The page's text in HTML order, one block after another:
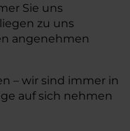
Sie uns
zu uns
angenehmen
– wir sind immer in
auf sich nehmen